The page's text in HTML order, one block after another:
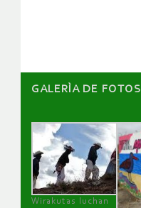
GALERÌA DE FOTOS
Wirakutas luchan